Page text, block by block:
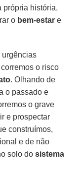
própria história,
o bem-estar e
urgências
o risco
. Olhando de
o passado e
o grave
e prospectar
construímos,
e de não
solo dosistema